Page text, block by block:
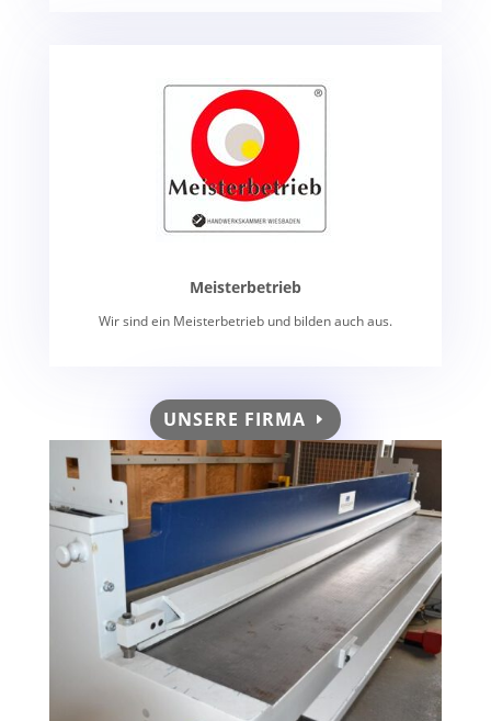
Meisterbetrieb
Wir sind ein Meisterbetrieb und bilden auch aus.
UNSERE FIRMA